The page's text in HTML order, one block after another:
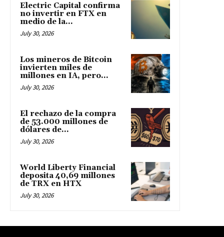
Electric Capital confirma
no invertir en FTX en
medio de la...
July 30, 2026
Los mineros de Bitcoin
invierten miles de
millones en IA, pero...
July 30, 2026
El rechazo de la compra
de 53.000 millones de
dólares de...
July 30, 2026
World Liberty Financial
deposita 40,69 millones
de TRX en HTX
July 30, 2026